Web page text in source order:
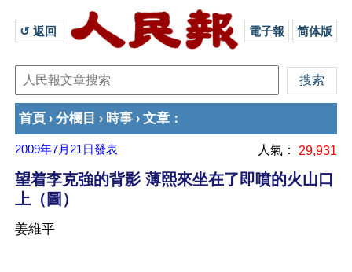
↺ 返回 電子報 简体版
首頁 › 分欄目 › 時事 › 文章 ：
2009年7月21日發表 人氣： 29,931
望着李克強的背影 薄熙來坐在了即噴的火山口
上（圖）
姜維平